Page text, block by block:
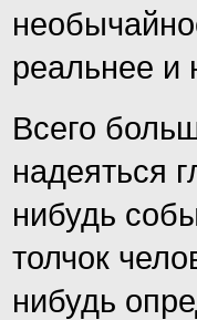
реальнее и
Всего
надеяться
нибудь
толчок
нибудь